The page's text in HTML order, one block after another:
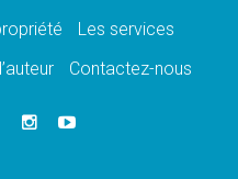
sur la mort
le projet Triennal d'art
Les services
Contactez-nous